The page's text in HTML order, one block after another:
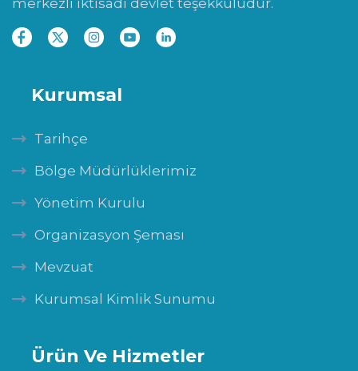
Kurumsal
Tarihçe
Bölge Müdürlüklerimiz
Yönetim Kurulu
Organizasyon Şeması
Mevzuat
Kurumsal Kimlik Sunumu
Ürün Ve Hizmetler